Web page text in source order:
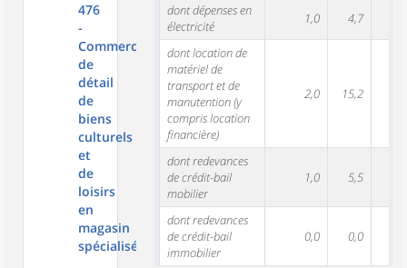
476
-
Commerce
de
détail
de
biens
culturels
et
de
loisirs
en
magasin
spécialisé
dont dépenses en
électricité
1,0 4,7
dont location de
matériel de
transport et de
manutention (y
compris location
financière)
2,0 15,2
dont redevances
de crédit-bail
mobilier
1,0 5,5
dont redevances
de crédit-bail
immobilier
0,0 0,0